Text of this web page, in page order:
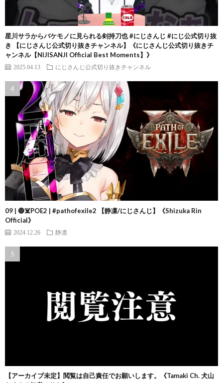
星川サラからバケモノに見られる剣持刀也 #にじさんじ #にじ公式切り抜
き 【にじさんじ公式切り抜きチャンネル】《にじさんじ公式切り抜きチ
ャンネル【NIJISANJI Official Best Moments】》
2025.04.13 にじさんじ公式切り抜きチャンネル
09 | 🔴☠️POE2 | #pathofexile2 【静凛/にじさんじ】《Shizuka Rin
Official》
2024.12.26 静凛
【アーカイブ未定】閲覧は自己責任でお願いします。《Tamaki Ch. 犬山